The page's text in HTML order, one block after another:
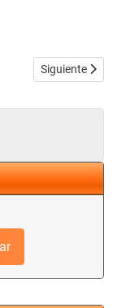
Artículo
Siguiente